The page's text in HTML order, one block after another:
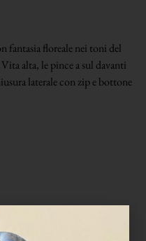
fantasia floreale nei toni del
alta, le pince a sul davanti
laterale con zip e bottone